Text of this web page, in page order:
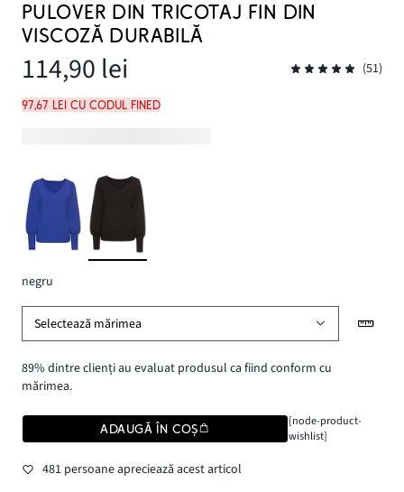
PULOVER DIN TRICOTAJ FIN DIN
VISCOZĂ DURABILĂ
114,90 lei (51)
97,67 lei cu codul FINED
negru
Selectează mărimea
89% dintre clienți au evaluat produsul ca fiind conform cu
mărimea.
ADAUGĂ ÎN COȘ
[node-product-
wishlist]
481 persoane apreciează acest articol